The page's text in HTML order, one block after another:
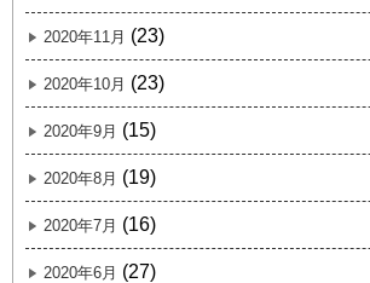
2020年11月 (23)
2020年10月 (23)
2020年9月 (15)
2020年8月 (19)
2020年7月 (16)
2020年6月 (27)